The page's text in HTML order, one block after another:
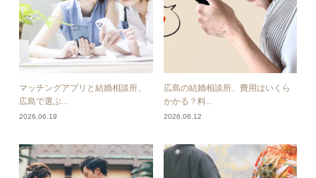
マッチングアプリと結婚相談所、
広島で選ぶ...
2026.06.19
広島の結婚相談所、費用はいくら
かかる？料...
2026.06.12